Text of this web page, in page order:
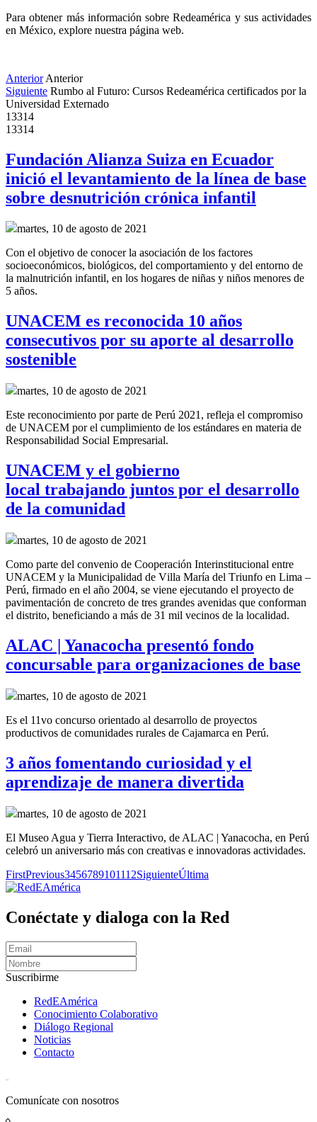
Para obtener más información sobre Redeamérica y sus actividades
en México, explore nuestra página web.
Anterior Anterior
Siguiente Rumbo al Futuro: Cursos Redeamérica certificados por la
Universidad Externado
13314
13314
Fundación Alianza Suiza en Ecuador
inició el levantamiento de la línea de base
sobre desnutrición crónica infantil
martes, 10 de agosto de 2021
Con el objetivo de conocer la asociación de los factores
socioeconómicos, biológicos, del comportamiento y del entorno de
la malnutrición infantil, en los hogares de niñas y niños menores de
5 años.
UNACEM es reconocida 10 años
consecutivos por su aporte al desarrollo
sostenible
martes, 10 de agosto de 2021
Este reconocimiento por parte de Perú 2021, refleja el compromiso
de UNACEM por el cumplimiento de los estándares en materia de
Responsabilidad Social Empresarial.
UNACEM y el gobierno
local trabajando juntos por el desarrollo
de la comunidad
martes, 10 de agosto de 2021
Como parte del convenio de Cooperación Interinstitucional entre
UNACEM y la Municipalidad de Villa María del Triunfo en Lima –
Perú, firmado en el año 2004, se viene ejecutando el proyecto de
pavimentación de concreto de tres grandes avenidas que conforman
el distrito, beneficiando a más de 31 mil vecinos de la localidad.
ALAC | Yanacocha presentó fondo
concursable para organizaciones de base
martes, 10 de agosto de 2021
Es el 11vo concurso orientado al desarrollo de proyectos
productivos de comunidades rurales de Cajamarca en Perú.
3 años fomentando curiosidad y el
aprendizaje de manera divertida
martes, 10 de agosto de 2021
El Museo Agua y Tierra Interactivo, de ALAC | Yanacocha, en Perú
celebró un aniversario más con creativas e innovadoras actividades.
FirstPrevious3456789101112SiguienteÚltima
Conéctate y dialoga con la Red
Suscribirme
RedEAmérica
Conocimiento Colaborativo
Diálogo Regional
Noticias
Contacto
Comunícate con nosotros